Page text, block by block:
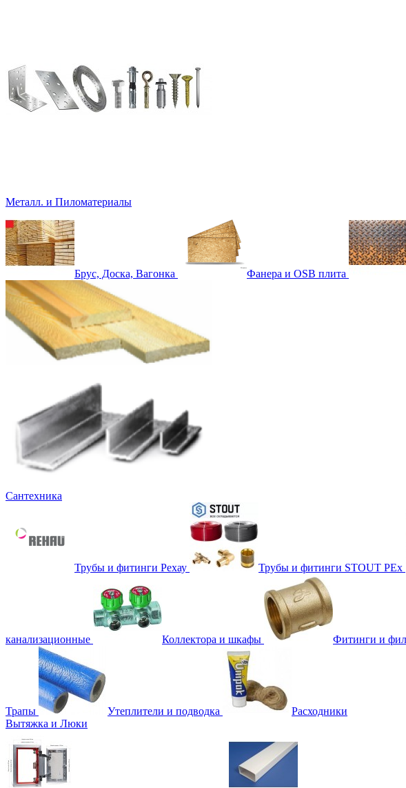
Металл. и Пиломатериалы
Брус, Доска, Вагонка Фанера и OSB плита
Сантехника
Трубы и фитинги Рехау Трубы и фитинги STOUT PEx
канализационные Коллектора и шкафы Фитинги и
Трапы Утеплители и подводка
Расходники
Вытяжка и Люки